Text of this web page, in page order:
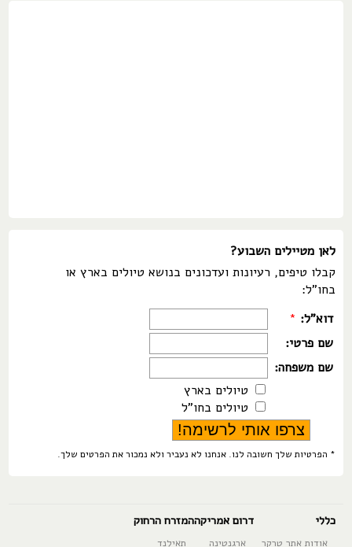
לאן מטיילים השבוע?
קבלו טיפים, רעיונות ועדכונים בנושא טיולים בארץ או
בחו"ל:
דוא"ל: *
שם פרטי:
שם משפחה:
טיולים בארץ
טיולים בחו"ל
* הפרטיות שלך חשובה לנו. אנחנו לא נעביר ולא נמכור את הפרטים שלך.
כללי
אודות אתר טרקר
דרום אמריקה
ארגנטינה
המזרח הרחוק
תאילנד